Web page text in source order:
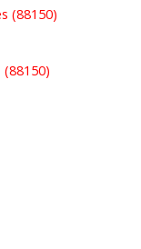
(88150)